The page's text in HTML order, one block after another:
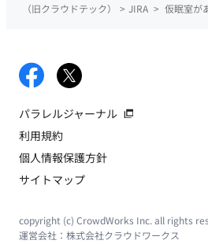
（旧クラウドテック）
> JIRA > 仮眠室が
パラレルジャーナル
利用規約
個人情報保護方針
サイトマップ
copyright (c) CrowdWorks Inc. all rights
運営会社： 株式会社クラウドワークス